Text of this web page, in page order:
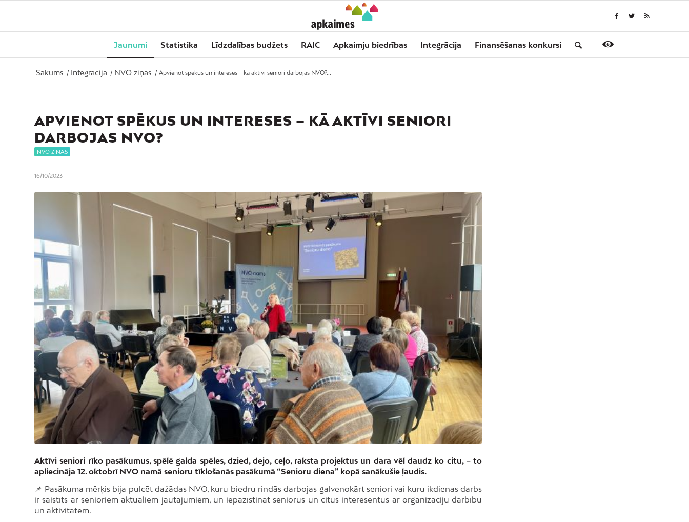
Jaunumi Statistika Līdzdalības budžets RAIC Apkaimju biedrības Integrācija Finansēšanas konkursi
Sākums / Integrācija / NVO ziņas / Apvienot spēkus un intereses – kā aktīvi seniori darbojas NVO?...
APVIENOT SPĒKUS UN INTERESES – KĀ AKTĪVI SENIORI
DARBOJAS NVO?
NVO ZIŅAS
16/10/2023
Aktīvi seniori rīko pasākumus, spēlē galda spēles, dzied, dejo, ceļo, raksta projektus un dara vēl daudz ko citu, – to
apliecināja 12. oktobrī NVO namā senioru tīklošanās pasākumā “Senioru diena” kopā sanākušie ļaudis.
📌 Pasākuma mērķis bija pulcēt dažādas NVO, kuru biedru rindās darbojas galvenokārt seniori vai kuru ikdienas darbs
ir saistīts ar senioriem aktuāliem jautājumiem, un iepazīstināt seniorus un citus interesentus ar organizāciju darbību
un aktivitātēm.